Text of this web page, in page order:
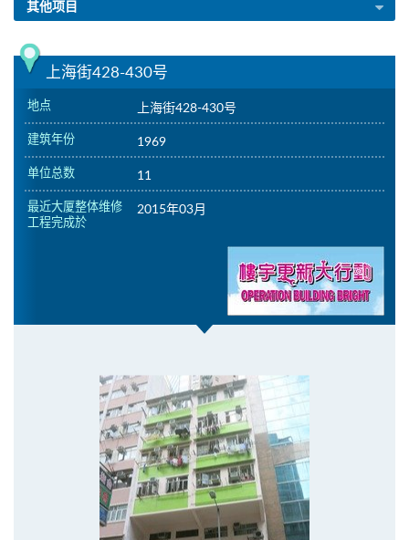
其他项目
上海街428-430号
地点 上海街428-430号
建筑年份 1969
单位总数 11
最近大厦整体维修
工程完成於
2015年03月